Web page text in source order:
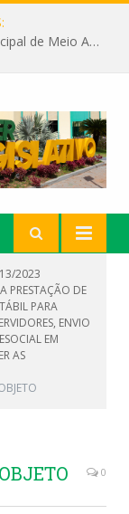
Câmara recebe palestra da Secretária Municipal de Meio Ambiente sobre as ações da “SEMANA DO MEIO AMBIENTE”
2023
PRESTAÇÃO DE
PARA
ENVIO
EM
AS
0